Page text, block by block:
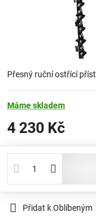
Přesný ruční ostřící
Máme skladem
4 230 Kč
Přidat k Oblíbeným